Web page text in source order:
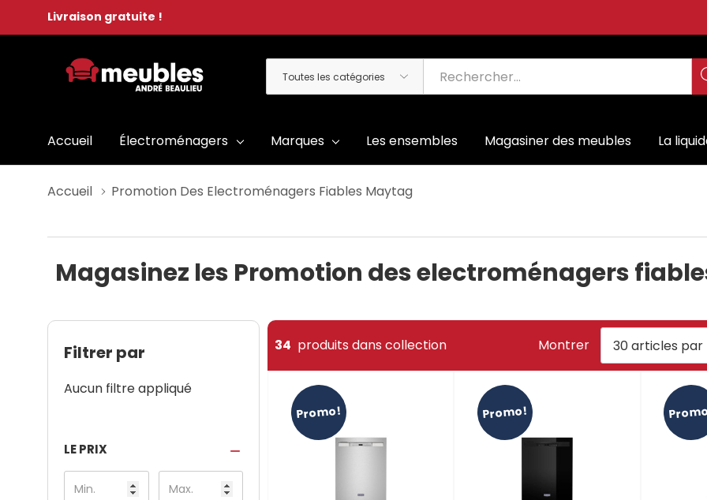
Livraison gratuite !
Toutes
les
Rechercher
Accueil Électroménagers Marques Les ensembles Magasiner des meubles La
Accueil Promotion Des Electroménagers Fiables Maytag
Magasinez les Promotion des electroménagers
Filtrer par
Aucun filtre appliqué
LE PRIX
34 produits dans collection Montrer
Promo! Promo!